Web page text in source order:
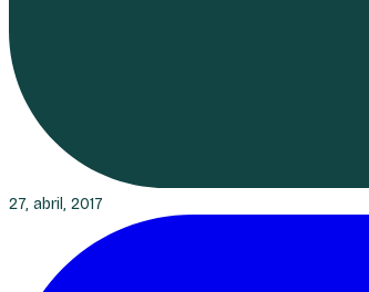
27, abril, 2017